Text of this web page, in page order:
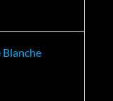
Blanche